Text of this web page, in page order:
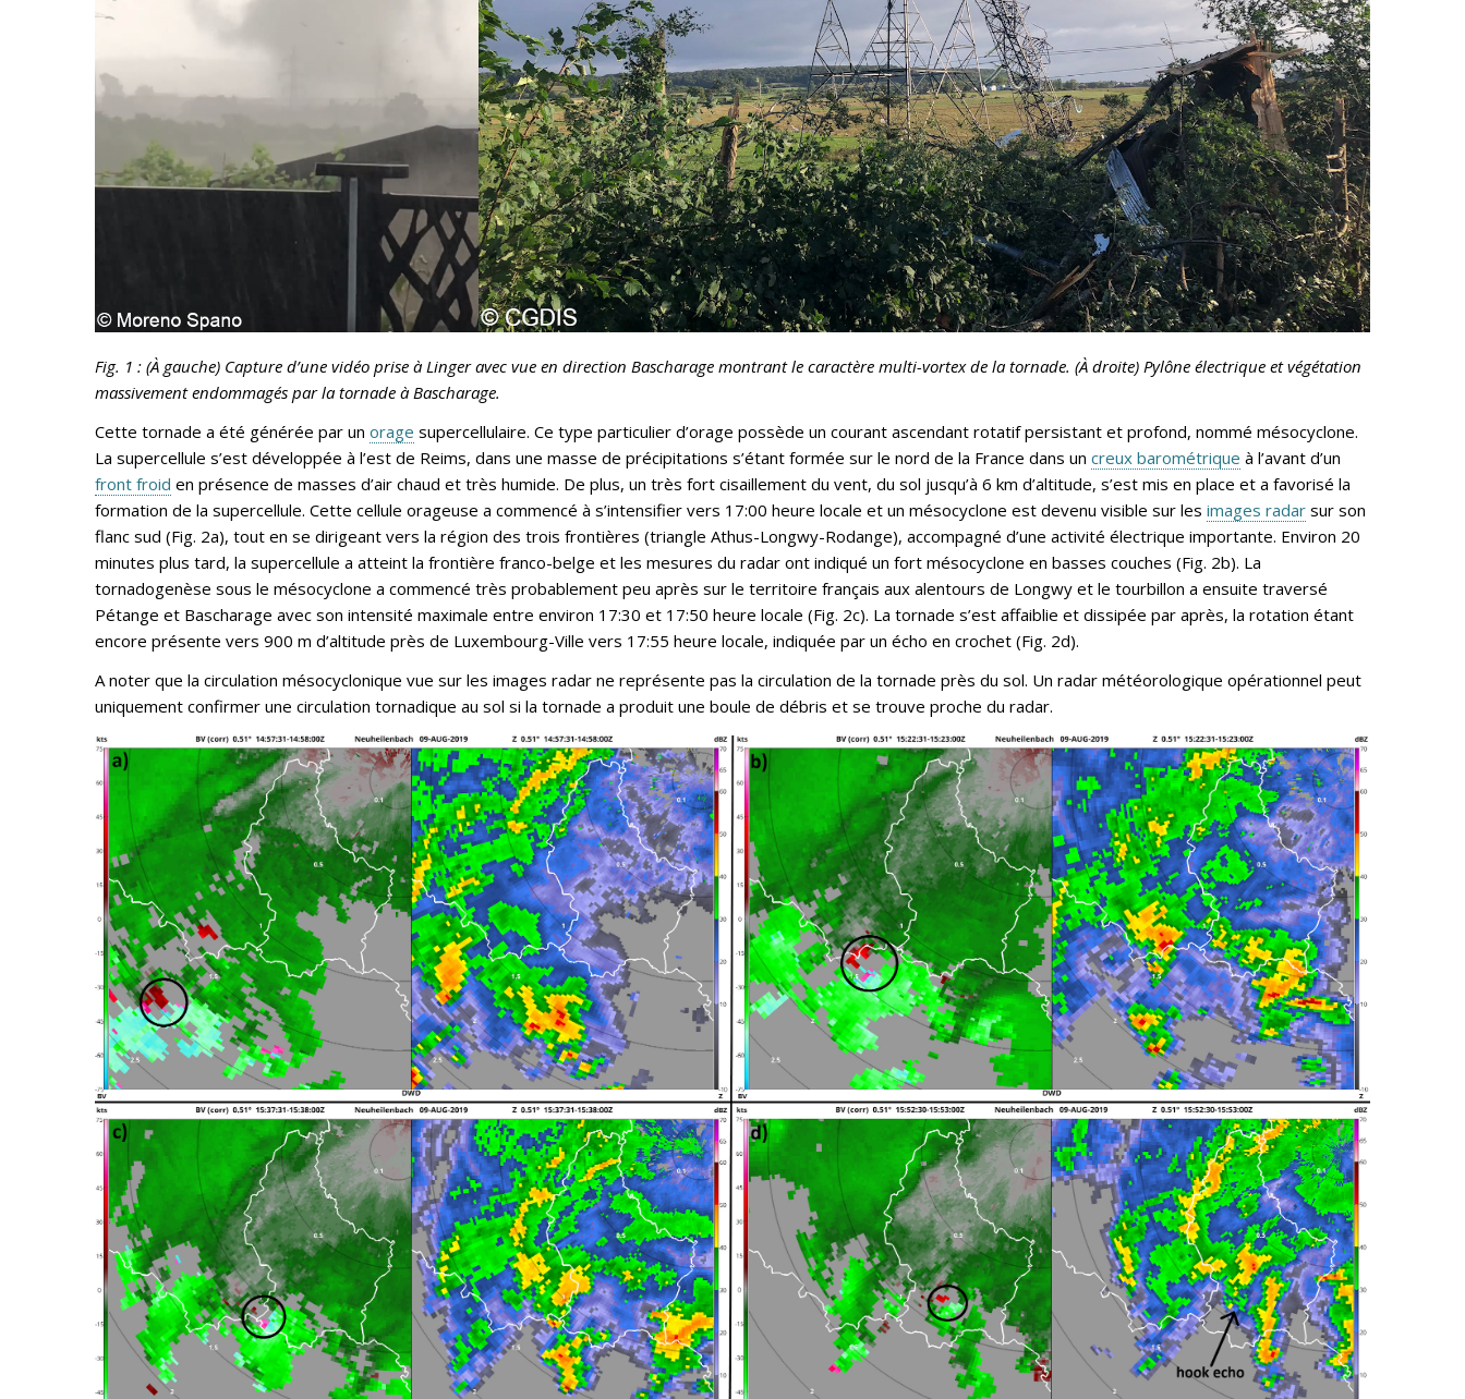
Fig. 1 : (À gauche) Capture d’une vidéo prise à Linger avec vue en direction Bascharage montrant le caractère multi-vortex de la tornade. (À droite) Pylône électrique et végétation
massivement endommagés par la tornade à Bascharage.
Cette tornade a été générée par un orage supercellulaire. Ce type particulier d’orage possède un courant ascendant rotatif persistant et profond, nommé mésocyclone.
La supercellule s’est développée à l’est de Reims, dans une masse de précipitations s’étant formée sur le nord de la France dans un creux barométrique à l’avant d’un
front froid en présence de masses d’air chaud et très humide. De plus, un très fort cisaillement du vent, du sol jusqu’à 6 km d’altitude, s’est mis en place et a favorisé la
formation de la supercellule. Cette cellule orageuse a commencé à s’intensifier vers 17:00 heure locale et un mésocyclone est devenu visible sur les images radar sur son
flanc sud (Fig. 2a), tout en se dirigeant vers la région des trois frontières (triangle Athus-Longwy-Rodange), accompagné d’une activité électrique importante. Environ 20
minutes plus tard, la supercellule a atteint la frontière franco-belge et les mesures du radar ont indiqué un fort mésocyclone en basses couches (Fig. 2b). La
tornadogenèse sous le mésocyclone a commencé très probablement peu après sur le territoire français aux alentours de Longwy et le tourbillon a ensuite traversé
Pétange et Bascharage avec son intensité maximale entre environ 17:30 et 17:50 heure locale (Fig. 2c). La tornade s’est affaiblie et dissipée par après, la rotation étant
encore présente vers 900 m d’altitude près de Luxembourg-Ville vers 17:55 heure locale, indiquée par un écho en crochet (Fig. 2d).
A noter que la circulation mésocyclonique vue sur les images radar ne représente pas la circulation de la tornade près du sol. Un radar météorologique opérationnel peut
uniquement confirmer une circulation tornadique au sol si la tornade a produit une boule de débris et se trouve proche du radar.